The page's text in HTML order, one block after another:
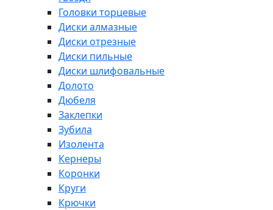
Головки торцевые
Диски алмазные
Диски отрезные
Диски пильные
Диски шлифовальные
Долото
Дюбеля
Заклепки
Зубила
Изолента
Кернеры
Коронки
Круги
Крючки